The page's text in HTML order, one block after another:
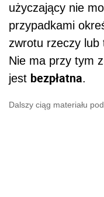
użyczający nie
przypadkami
zwrotu rzeczy lub
Nie ma przy tym
jest bezpłatna.
Dalszy ciąg materiału